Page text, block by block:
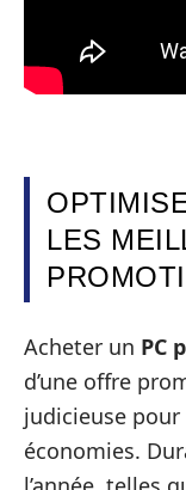
LES
Acheter un PC
d’une offre
judicieuse
économies.